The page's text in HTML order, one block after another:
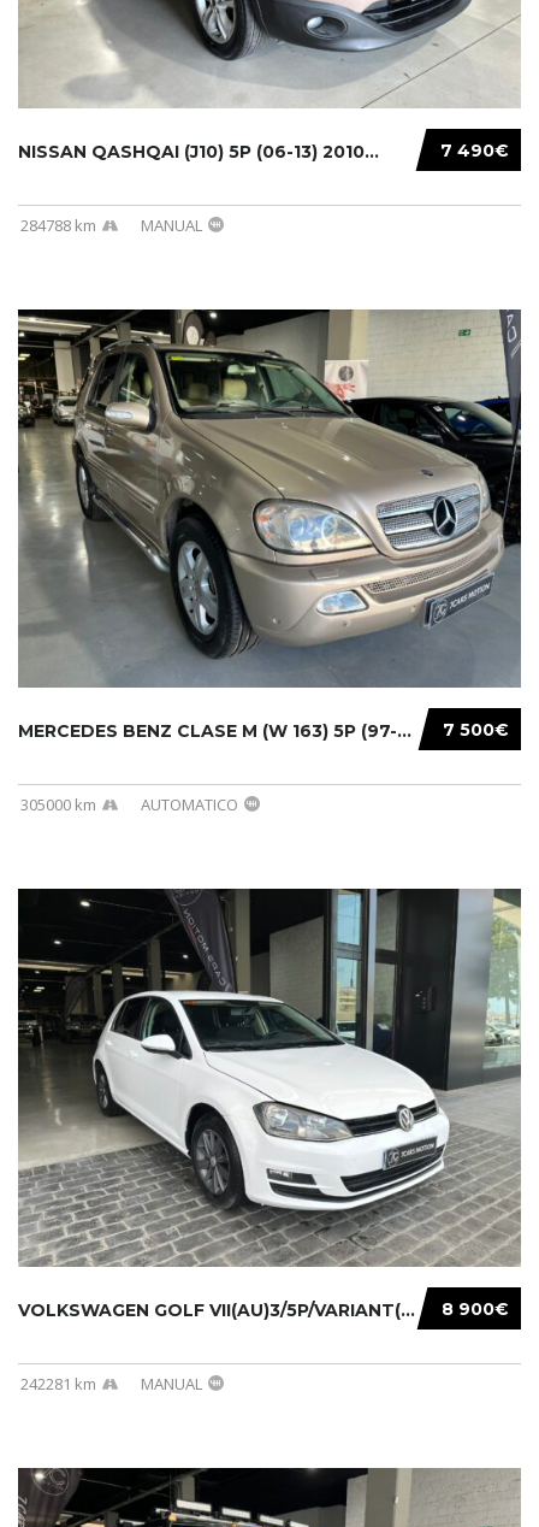
7 490€
NISSAN QASHQAI (J10) 5P (06-13) 2010...
284788 km MANUAL
7 500€
MERCEDES BENZ CLASE M (W 163) 5P (97-05) 200...
305000 km AUTOMATICO
8 900€
VOLKSWAGEN GOLF VII(AU)3/5P/VARIANT(12-16 20...
242281 km MANUAL